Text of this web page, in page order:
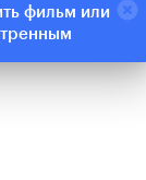
фильм или